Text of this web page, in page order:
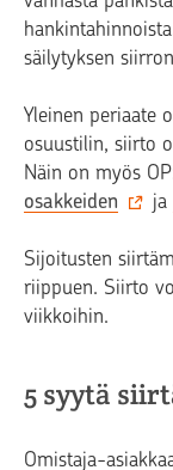
säilytyksen
Yleinen periaate
osuustilin, siirto
Näin on myös
osakkeiden
ja
Sijoitusten
riippuen. Siirto
viikkoihin.
5 syytä
Omistaja-